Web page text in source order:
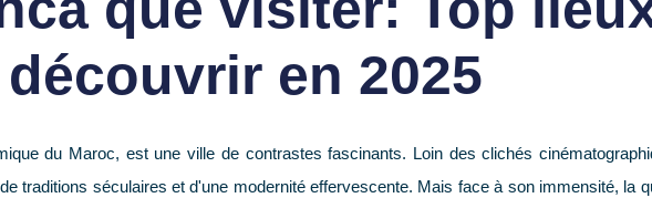
découvrir en 2025
du Maroc, est une ville de contrastes fascinants. Loin des clichés
traditions séculaires et d'une modernité effervescente. Mais face à son immensité, la